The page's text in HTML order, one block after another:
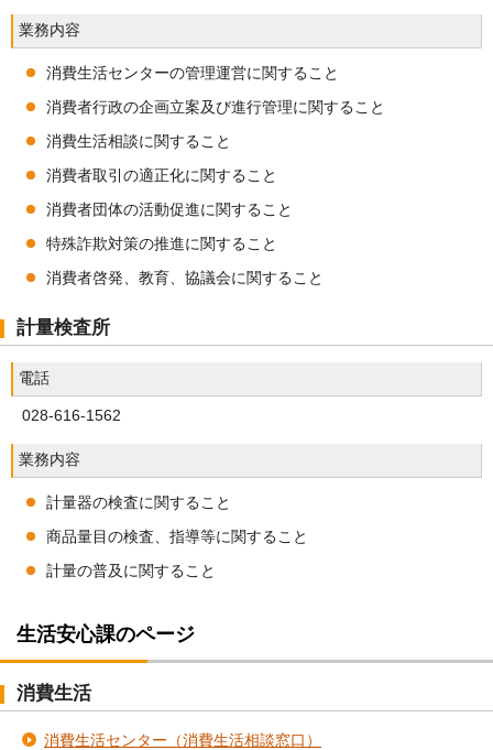
業務内容
消費生活センターの管理運営に関すること
消費者行政の企画立案及び進行管理に関すること
消費生活相談に関すること
消費者取引の適正化に関すること
消費者団体の活動促進に関すること
特殊詐欺対策の推進に関すること
消費者啓発、教育、協議会に関すること
計量検査所
電話
028-616-1562
業務内容
計量器の検査に関すること
商品量目の検査、指導等に関すること
計量の普及に関すること
生活安心課のページ
消費生活
消費生活センター（消費生活相談窓口）